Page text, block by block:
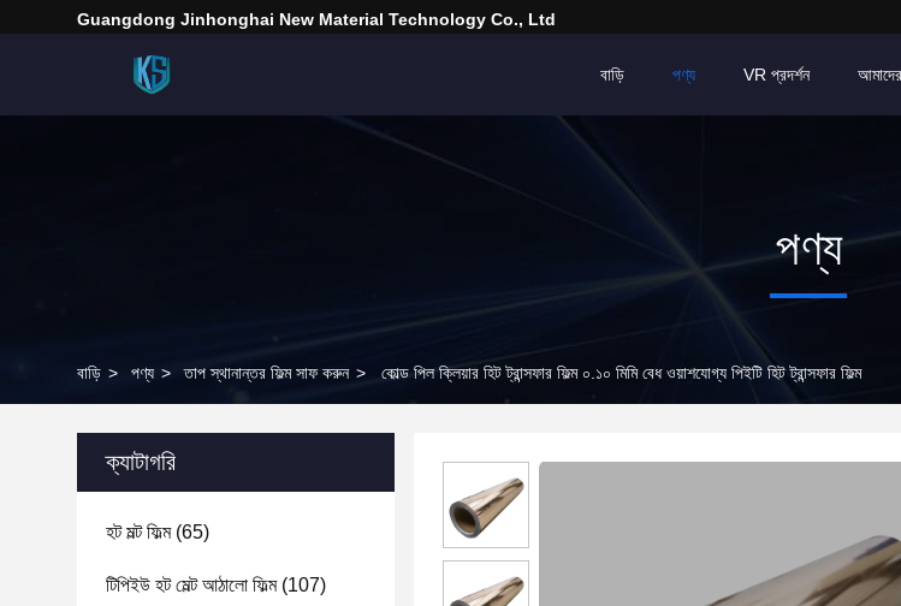
Guangdong Jinhonghai New Material Technology Co., Ltd
বাড়ি পণ্য VR প্রদর্শন
পণ্য
বাড়ি > পণ্য > তাপ স্থানান্তর ফিল্ম সাফ করুন > কোল্ড পিল ক্লিয়ার হিট ট্রান্সফার ফিল্ম ০.১০ মিমি বেধ ওয়াশযোগ্য পিইটি হিট ট্রান্সফার ফিল্ম
ক্যাটাগরি
হট মল্ট ফিল্ম(65)
টিপিইউ হট মেল্ট আঠালো ফিল্ম(107)